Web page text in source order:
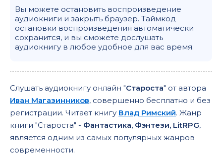
Вы можете остановить воспроизведение
аудиокниги и закрыть браузер. Таймкод
остановки воспроизведения автоматически
сохранится, и вы сможете дослушать
аудиокнигу в любое удобное для вас время.
Слушать аудиокнигу онлайн "Староста" от автора
Иван Магазинников, совершенно бесплатно и без
регистрации. Читает книгу Влад Римский. Жанр
книги "Староста" - Фантастика, Фэнтези, LitRPG,
является одним из самых популярных жанров
современности.